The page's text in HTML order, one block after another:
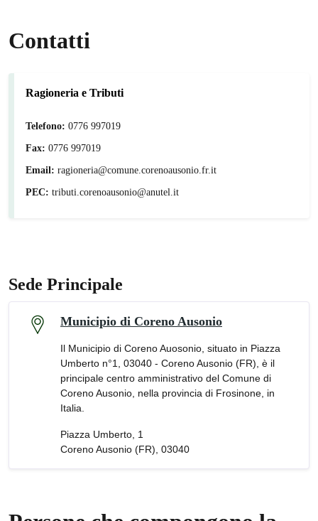
Contatti
Ragioneria e Tributi
Telefono: 0776 997019
Fax: 0776 997019
Email: ragioneria@comune.corenoausonio.fr.it
PEC: tributi.corenoausonio@anutel.it
Sede Principale
Municipio di Coreno Ausonio
Il Municipio di Coreno Auosonio, situato in Piazza
Umberto n°1, 03040 - Coreno Ausonio (FR), è il
principale centro amministrativo del Comune di
Coreno Ausonio, nella provincia di Frosinone, in
Italia.
Piazza Umberto, 1
Coreno Ausonio (FR), 03040